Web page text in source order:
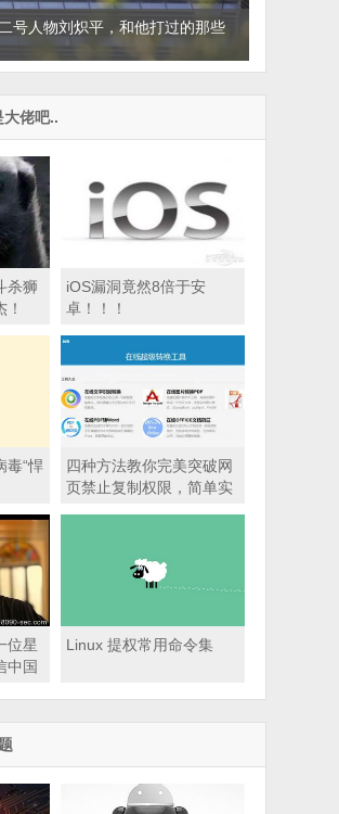
号人物刘炽平，和他打过的那些
替代的10大深网搜索引擎
大佬吧..
杀狮
iOS漏洞竟然8倍于安
卓！！！
毒“悍
四种方法教你完美突破网
页禁止复制权限，简单实
位星
中国
Linux 提权常用命令集